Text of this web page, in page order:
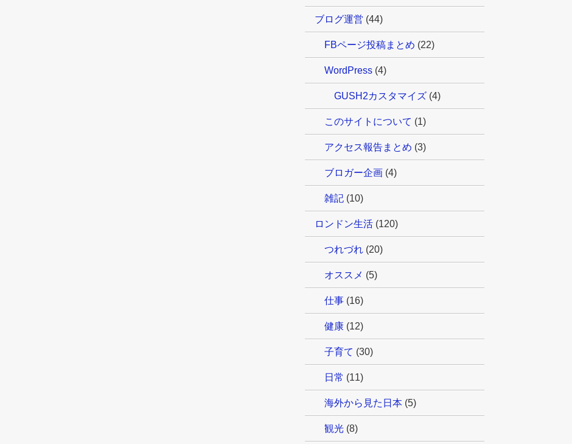
ブログ運営 (44)
FBページ投稿まとめ (22)
WordPress (4)
GUSH2カスタマイズ (4)
このサイトについて (1)
アクセス報告まとめ (3)
ブロガー企画 (4)
雑記 (10)
ロンドン生活 (120)
つれづれ (20)
オススメ (5)
仕事 (16)
健康 (12)
子育て (30)
日常 (11)
海外から見た日本 (5)
観光 (8)